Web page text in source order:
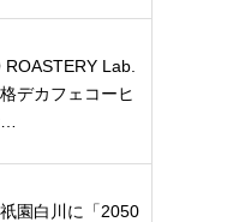
ROASTERY Lab.
デカフェコーヒ
園白川に「2050